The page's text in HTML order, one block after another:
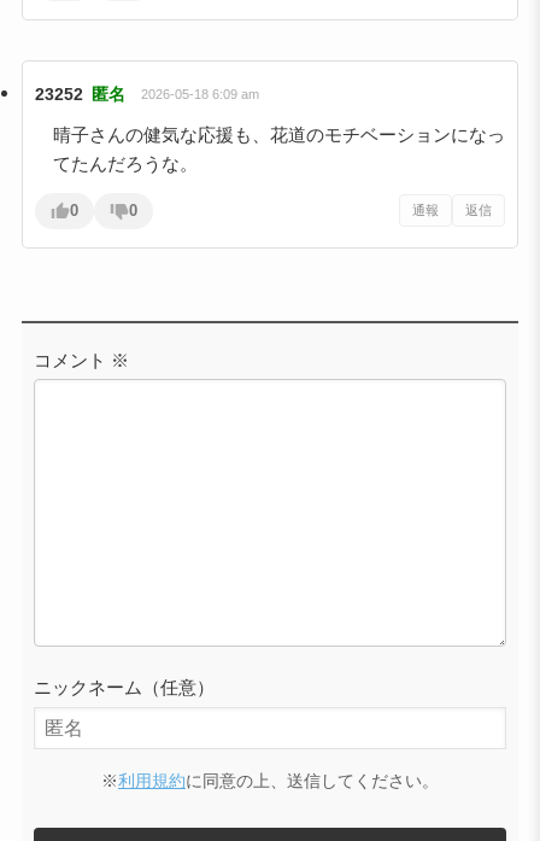
23252 匿名 2026-05-18 6:09 am
晴子さんの健気な応援も、花道のモチベーションになっ
てたんだろうな。
0 0 通報 返信
コメント ※
ニックネーム（任意）
※利用規約に同意の上、送信してください。